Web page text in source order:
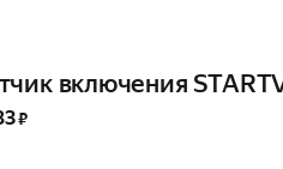
включения
₽